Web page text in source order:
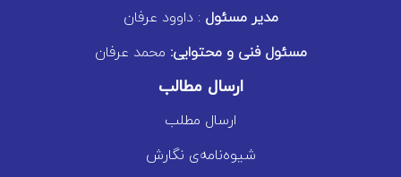
مدیر مسئول: داوود عرفان
مسئول فنی و محتوایی:محمد عرفان
ارسال مطالب
ارسال مطلب
شیوه‌نامه‌ی نگارش